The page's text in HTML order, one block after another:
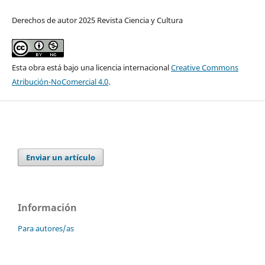
Derechos de autor 2025 Revista Ciencia y Cultura
Esta obra está bajo una licencia internacionalCreative Commons
Atribución-NoComercial 4.0.
Enviar un artículo
Información
Para autores/as